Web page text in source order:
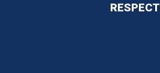
RESPECT